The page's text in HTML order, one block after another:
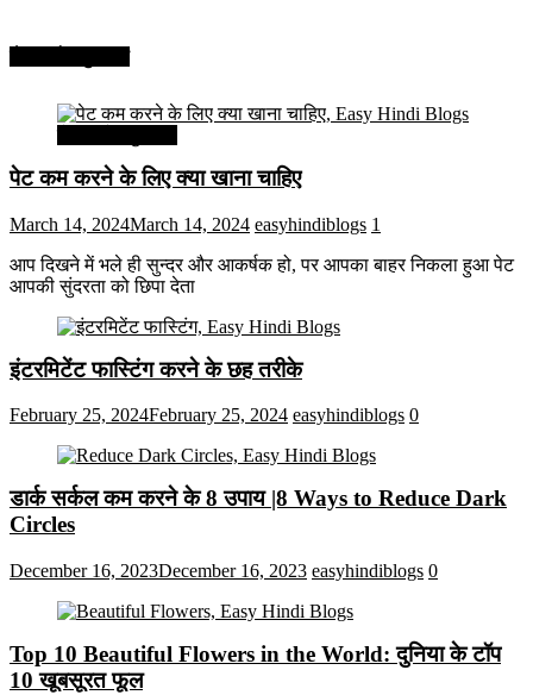
पेट कम करने के लिए क्या खाना चाहिए
March 14, 2024March 14, 2024 easyhindiblogs 1
आप दिखने में भले ही सुन्दर और आकर्षक हो, पर आपका बाहर निकला हुआ पेट
आपकी सुंदरता को छिपा देता
इंटरमिटेंट फास्टिंग करने के छह तरीके
February 25, 2024February 25, 2024 easyhindiblogs 0
डार्क सर्कल कम करने के 8 उपाय |8 Ways to Reduce Dark
Circles
December 16, 2023December 16, 2023 easyhindiblogs 0
Top 10 Beautiful Flowers in the World: दुनिया के टॉप
10 खूबसूरत फूल